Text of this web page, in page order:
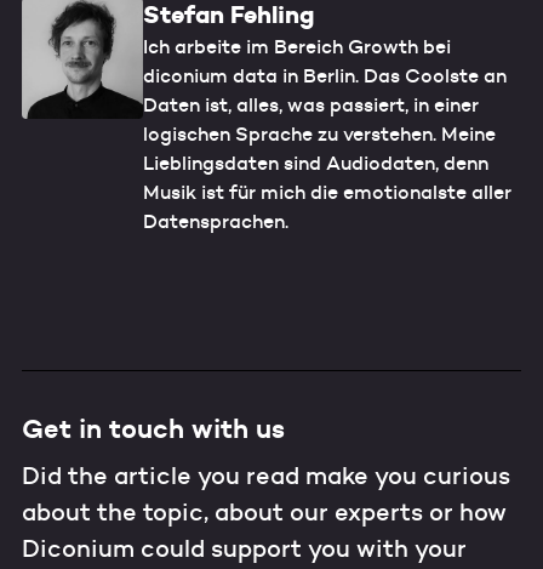
Stefan Fehling
Ich arbeite im Bereich Growth bei
diconium data in Berlin. Das Coolste an
Daten ist, alles, was passiert, in einer
logischen Sprache zu verstehen. Meine
Lieblingsdaten sind Audiodaten, denn
Musik ist für mich die emotionalste aller
Datensprachen.
Get in touch with us
Did the article you read make you curious
about the topic, about our experts or how
Diconium could support you with your